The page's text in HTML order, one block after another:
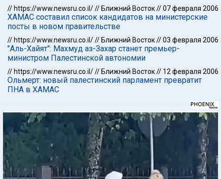
// https://www.newsru.co.il/// Ближний Восток//07 февраля 2006
ХАМАС составил список кандидатов на министерские
посты в новом правительстве
// https://www.newsru.co.il/// Ближний Восток//03 февраля 2006
"Аль-Хайят": Махмуд аз-Захар станет премьер-
министром Палестинской автономии
// https://www.newsru.co.il/// Ближний Восток// 12 февраля 2006
Ольмерт: новый палестинский парламент превратит
ПНА в ХАМАС